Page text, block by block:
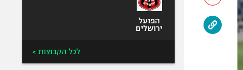
הפועל
ירושלים
לכל הקבוצות >